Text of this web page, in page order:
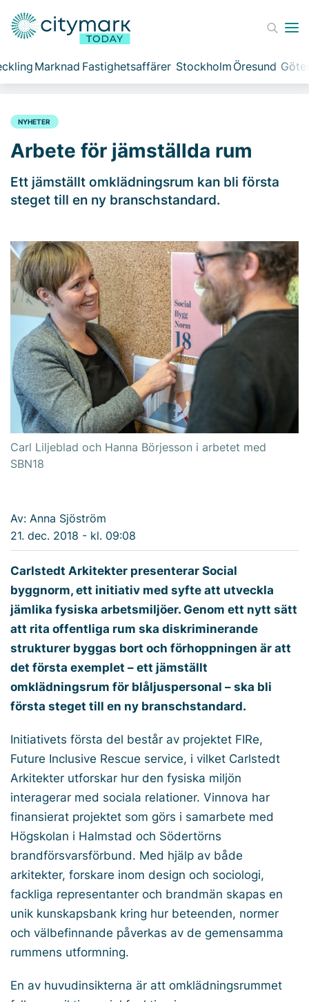
Marknad Fastighetsaffärer Stockholm Öresund
NYHETER
Arbete för jämställda rum
Ett jämställt omklädningsrum kan bli första
steget till en ny branschstandard.
Carl Liljeblad och Hanna Börjesson i arbetet med
SBN18
Av: Anna Sjöström
21. dec. 2018 - kl. 09:08
Carlstedt Arkitekter presenterar Social
byggnorm, ett initiativ med syfte att utveckla
jämlika fysiska arbetsmiljöer. Genom ett nytt sätt
att rita offentliga rum ska diskriminerande
strukturer byggas bort och förhoppningen är att
det första exemplet – ett jämställt
omklädningsrum för blåljuspersonal – ska bli
första steget till en ny branschstandard.
Initiativets första del består av projektet FIRe,
Future Inclusive Rescue service, i vilket Carlstedt
Arkitekter utforskar hur den fysiska miljön
interagerar med sociala relationer. Vinnova har
finansierat projektet som görs i samarbete med
Högskolan i Halmstad och Södertörns
brandförsvarsförbund. Med hjälp av både
arkitekter, forskare inom design och sociologi,
fackliga representanter och brandmän skapas en
unik kunskapsbank kring hur beteenden, normer
och välbefinnande påverkas av de gemensamma
rummens utformning.
En av huvudinsikterna är att omklädningsrummet